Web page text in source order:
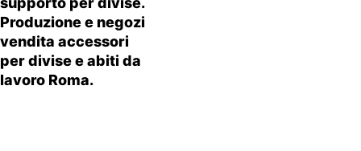
Produzione e negozi
vendita accessori
per divise e abiti da
lavoro Roma.